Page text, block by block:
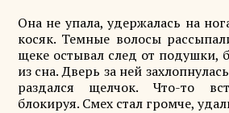
Она не упала, удержалась на
косяк. Темные волосы
щеке остывал след от подушки,
из сна. Дверь за ней
раздался щелчок. Что-то
блокируя. Смех стал громче,